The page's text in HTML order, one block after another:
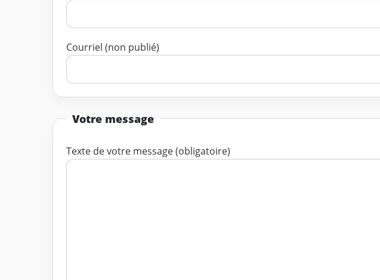
Courriel (non publié)
Votre message
Texte de votre message (obligatoire)